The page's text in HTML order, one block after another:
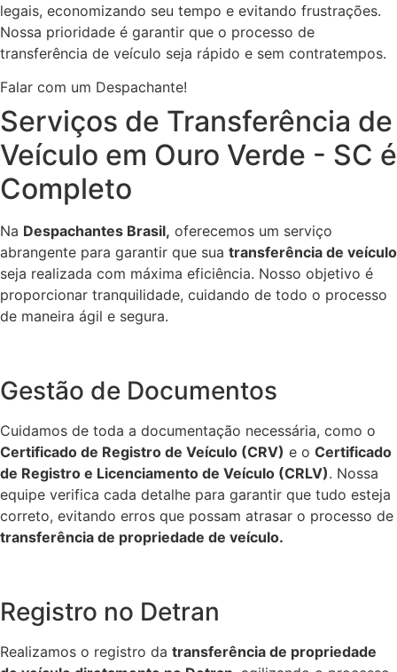
legais, economizando seu tempo e evitando frustrações.
Nossa prioridade é garantir que o processo de
transferência de veículo seja rápido e sem contratempos.
Falar com um Despachante!
Serviços de Transferência de
Veículo em Ouro Verde - SC é
Completo
Na Despachantes Brasil, oferecemos um serviço
abrangente para garantir que sua transferência de veículo
seja realizada com máxima eficiência. Nosso objetivo é
proporcionar tranquilidade, cuidando de todo o processo
de maneira ágil e segura.
Gestão de Documentos
Cuidamos de toda a documentação necessária, como o
Certificado de Registro de Veículo (CRV) e o Certificado
de Registro e Licenciamento de Veículo (CRLV). Nossa
equipe verifica cada detalhe para garantir que tudo esteja
correto, evitando erros que possam atrasar o processo de
transferência de propriedade de veículo.
Registro no Detran
Realizamos o registro da transferência de propriedade